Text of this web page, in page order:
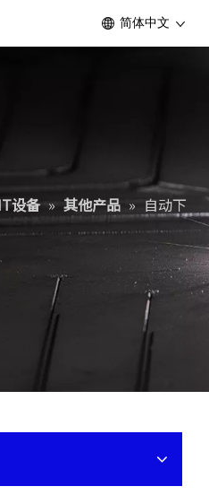
简体中文
设备 » 其他产品 » 自动下